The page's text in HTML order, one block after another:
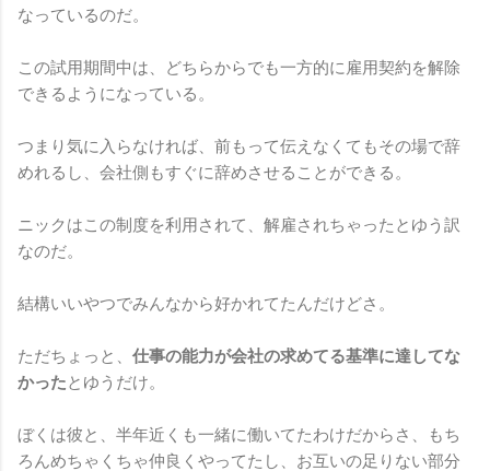
なっているのだ。
この試用期間中は、どちらからでも一方的に雇用契約を解除
できるようになっている。
つまり気に入らなければ、前もって伝えなくてもその場で辞
めれるし、会社側もすぐに辞めさせることができる。
ニックはこの制度を利用されて、解雇されちゃったとゆう訳
なのだ。
結構いいやつでみんなから好かれてたんだけどさ。
ただちょっと、 仕事の能力が会社の求めてる基準に達してな
かったとゆうだけ。
ぼくは彼と、半年近くも一緒に働いてたわけだからさ、もち
ろんめちゃくちゃ仲良くやってたし、お互いの足りない部分